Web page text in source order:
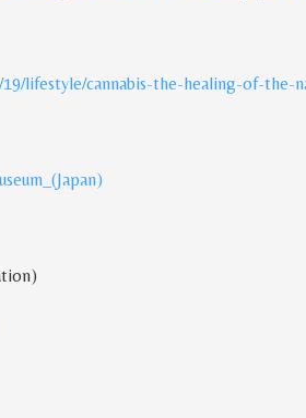
lifestyle/cannabis-the-healing-of-the-
(Japan)
)